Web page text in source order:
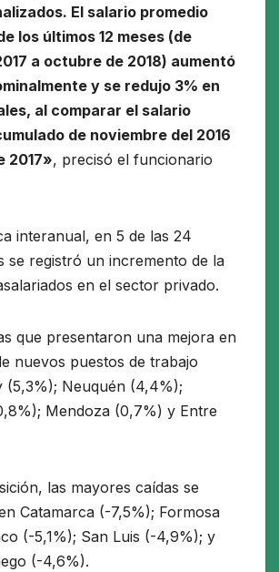
El salario promedio
los últimos 12 meses (de
a octubre de 2018) aumentó
y se redujo 3% en
al comparar el salario
de noviembre del 2016
2017», precisó el funcionario
interanual, en 5 de las 24
se registró un incremento de la
en el sector privado.
que presentaron una mejora en
nuevos puestos de trabajo
Neuquén (4,4%);
Mendoza (0,7%) y Entre
las mayores caídas se
Catamarca (-7,5%); Formosa
(-5,1%); San Luis (-4,9%); y
(-4,6%).